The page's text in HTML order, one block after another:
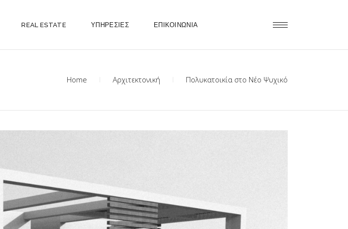
REAL ESTATE ΥΠΗΡΕΣΙΕΣ ΕΠΙΚΟΙΝΩΝΙΑ
Home Αρχιτεκτονική Πολυκατοικία στο Νέο Ψυχικό